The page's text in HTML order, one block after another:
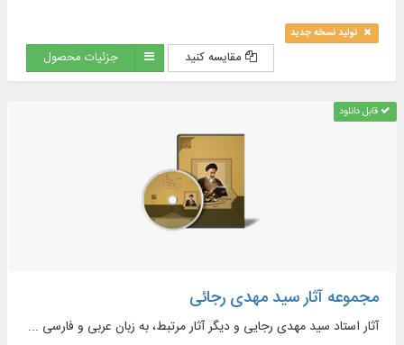
تولید نسخه جدید
مقایسه کنید جزئیات محصول
قابل دانلود
مجموعه آثار سید مهدی رجائی
آثار استاد سید مهدی رجایی و ديگر آثار مرتبط، به زبان عربی و فارسی ...